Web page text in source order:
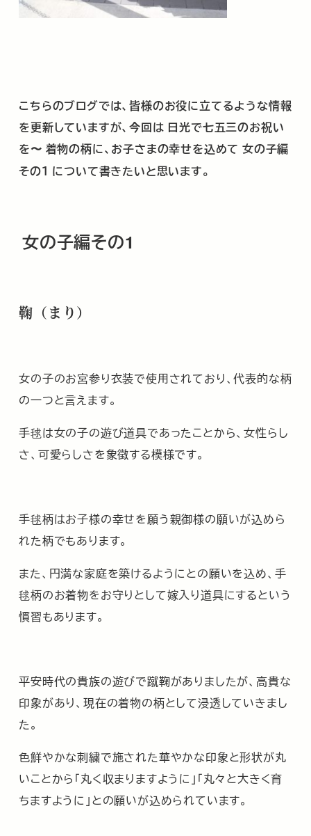
こちらのブログでは、皆様のお役に立てるような情報
を更新していますが、今回は 日光で七五三のお祝い
を〜 着物の柄に、お子さまの幸せを込めて 女の子編
その１ について書きたいと思います。
女の子編その1
鞠（まり）
女の子のお宮参り衣装で使用されており、代表的な柄
の一つと言えます。
手毬は女の子の遊び道具であったことから、女性らし
さ、可愛らしさを象徴する模様です。
手毬柄はお子様の幸せを願う親御様の願いが込めら
れた柄でもあります。
また、円満な家庭を築けるようにとの願いを込め、手
毬柄のお着物をお守りとして嫁入り道具にするという
慣習もあります。
平安時代の貴族の遊びで蹴鞠がありましたが、高貴な
印象があり、現在の着物の柄として浸透していきまし
た。
色鮮やかな刺繍で施された華やかな印象と形状が丸
いことから「丸く収まりますように」「丸々と大きく育
ちますように」との願いが込められています。